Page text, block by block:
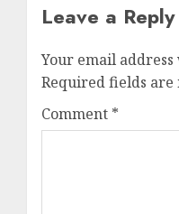
Leave a Reply
Your email
Required fields
Comment *